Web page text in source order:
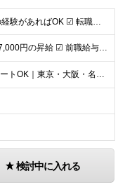
☑︎ 独学でも半年以上の経験があればOK ☑︎ 転職回数・ブランク不問 ☑︎ 学歴不問 ☑︎ スキルチェンジ可 ＜必須条件＞ インフラエンジニアとしての実務経験をお持ちの方 ┗設計構築or運用保守、
☑︎ 直近実績、月平均17,000円の昇給 ☑︎ 前職給与100%保証 ☑︎ 実質還元率80～90% ☑︎ 待機時も給与は満額支給 月給35万円～70万円＋交通費など各種手当 ※想定年収：4,200
＼全国募集｜フルリモートOK｜東京・大阪・名古屋エリアは出社案件も豊富／ 【1】フルリモートの場合…全国各地にて完全在宅勤務が可能！強制的な出社日もありません。 【2】出社の場合…本社、大阪支店、も
検討中に入れる